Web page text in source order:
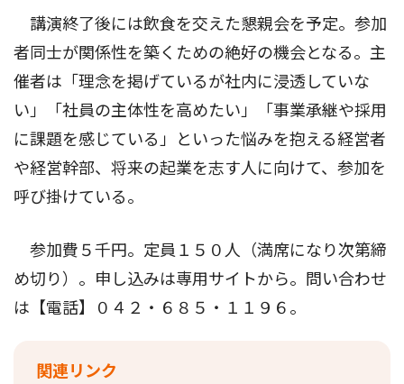
講演終了後には飲食を交えた懇親会を予定。参加
者同士が関係性を築くための絶好の機会となる。主
催者は「理念を掲げているが社内に浸透していな
い」「社員の主体性を高めたい」「事業承継や採用
に課題を感じている」といった悩みを抱える経営者
や経営幹部、将来の起業を志す人に向けて、参加を
呼び掛けている。
参加費５千円。定員１５０人（満席になり次第締
め切り）。申し込みは専用サイトから。問い合わせ
は【電話】０４２・６８５・１１９６。
関連リンク